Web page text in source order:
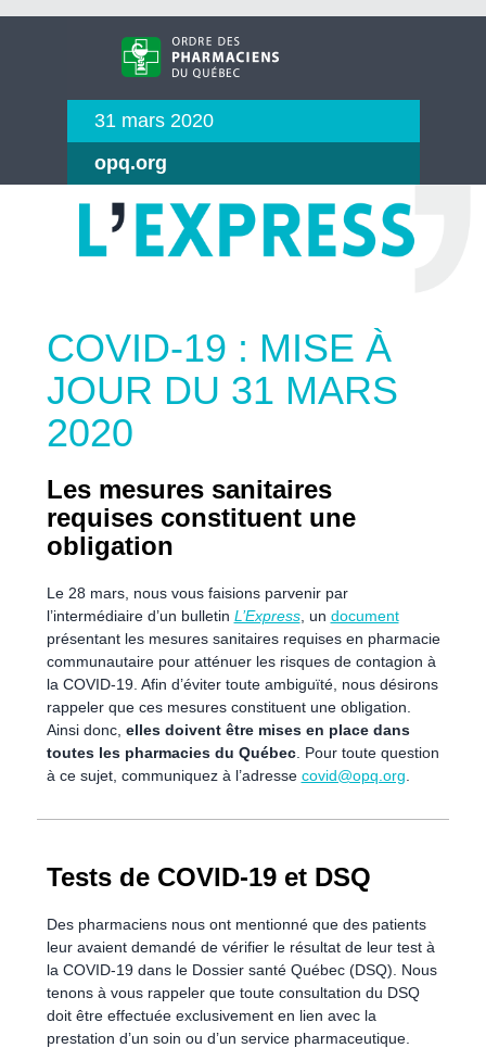
31 mars 2020
opq.org
COVID-19 : MISE À
JOUR DU 31 MARS
2020
Les mesures sanitaires
requises constituent une
obligation
Le 28 mars, nous vous faisions parvenir par
l’intermédiaire d’un bulletin L’Express, un document
présentant les mesures sanitaires requises en pharmacie
communautaire pour atténuer les risques de contagion à
la COVID-19. Afin d’éviter toute ambiguïté, nous désirons
rappeler que ces mesures constituent une obligation.
Ainsi donc, elles doivent être mises en place dans
toutes les pharmacies du Québec. Pour toute question
à ce sujet, communiquez à l’adresse covid@opq.org
Tests de COVID-19 et DSQ
Des pharmaciens nous ont mentionné que des patients
leur avaient demandé de vérifier le résultat de leur test à
la COVID-19 dans le Dossier santé Québec (DSQ). Nous
tenons à vous rappeler que toute consultation du DSQ
doit être effectuée exclusivement en lien avec la
prestation d’un soin ou d’un service pharmaceutique.